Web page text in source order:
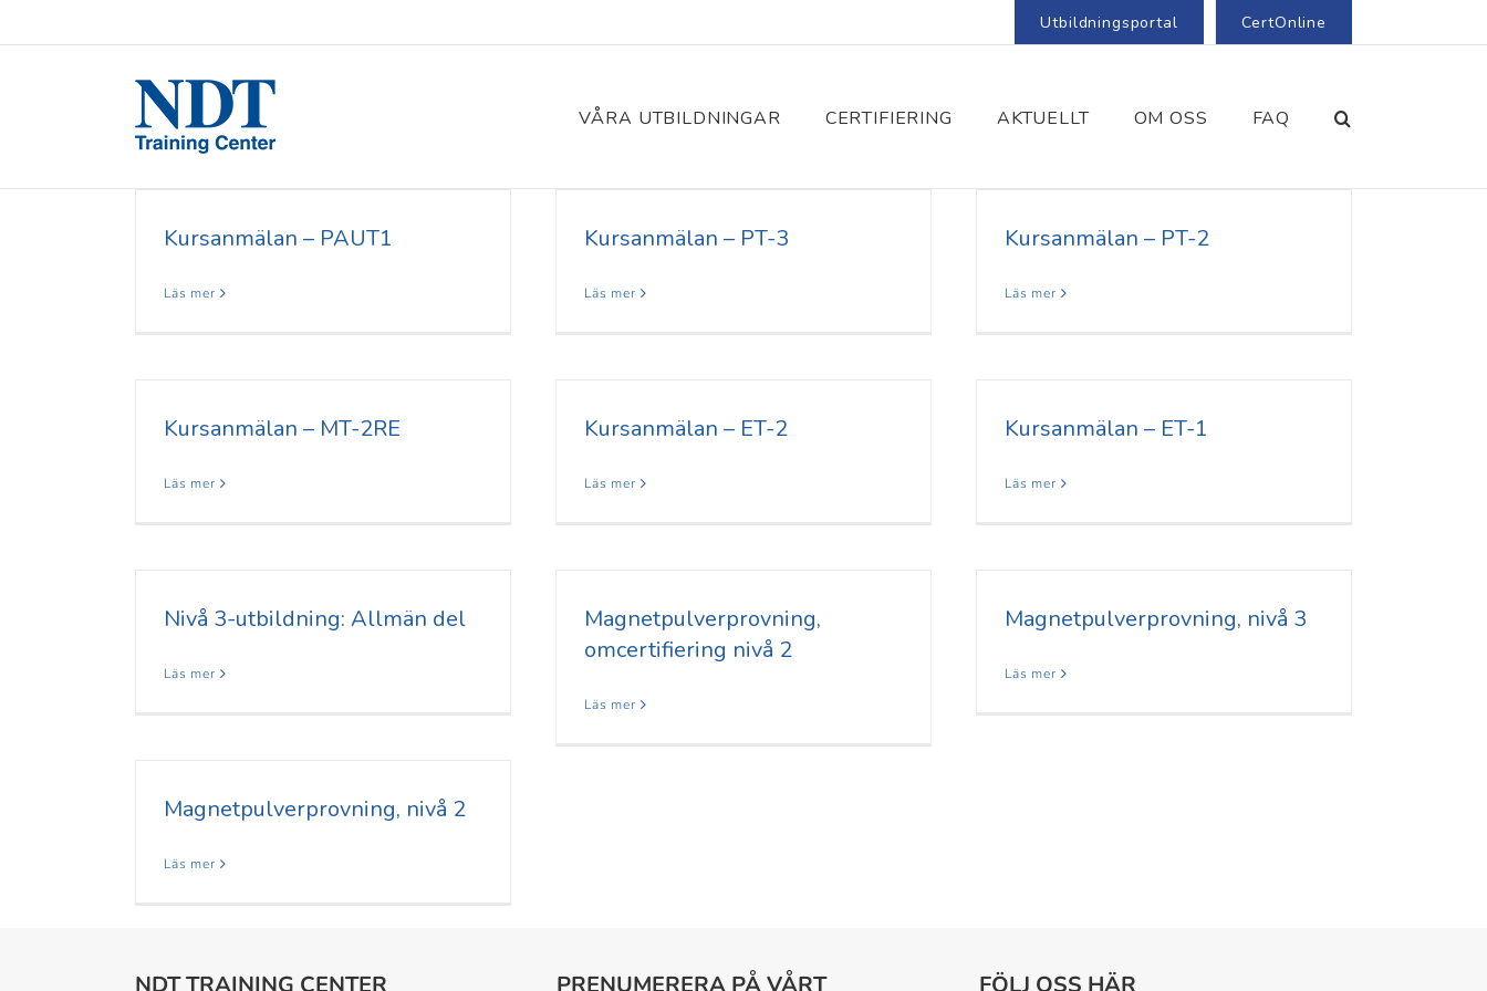
Utbildningsportal CertOnline
VÅRA UTBILDNINGAR CERTIFIERING AKTUELLT OM OSS FAQ
Kursanmälan – PAUT1
Läs mer
Kursanmälan – PT-3
Läs mer
Kursanmälan – PT-2
Läs mer
Kursanmälan – MT-2RE
Läs mer
Kursanmälan – ET-2
Läs mer
Kursanmälan – ET-1
Läs mer
Nivå 3-utbildning: Allmän del
Läs mer
Magnetpulverprovning,
omcertifiering nivå 2
Läs mer
Magnetpulverprovning, nivå 3
Läs mer
Magnetpulverprovning, nivå 2
Läs mer
NDT TRAINING CENTER PRENUMERERA PÅ VÅRT FÖLJ OSS HÄR